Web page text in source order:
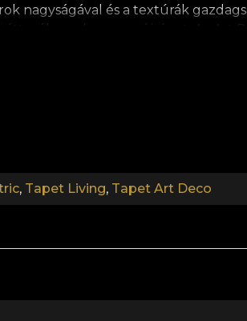
nagyságával és a textúrák
a praktikus és a szép
vagy a fekete vagy
, Tapet Living, Tapet Art Deco